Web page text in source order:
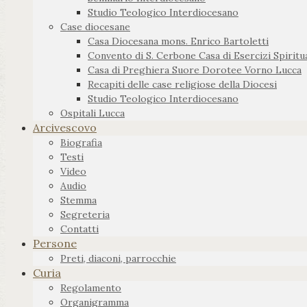
Studio Teologico Interdiocesano
Case diocesane
Casa Diocesana mons. Enrico Bartoletti
Convento di S. Cerbone Casa di Esercizi
Casa di Preghiera Suore Dorotee Vorno Lucca
Recapiti delle case religiose della Diocesi
Studio Teologico Interdiocesano
Ospitali Lucca
Arcivescovo
Biografia
Testi
Video
Audio
Stemma
Segreteria
Contatti
Persone
Preti, diaconi, parrocchie
Curia
Regolamento
Organigramma